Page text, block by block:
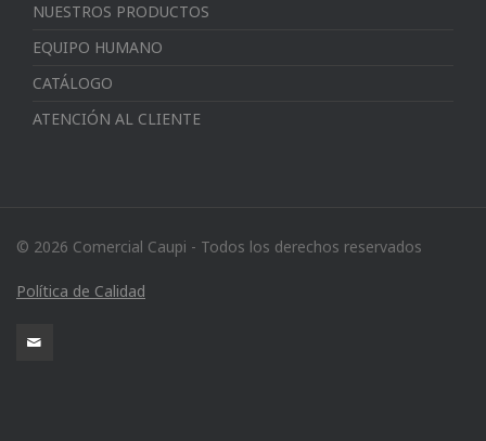
NUESTROS PRODUCTOS
EQUIPO HUMANO
CATÁLOGO
ATENCIÓN AL CLIENTE
© 2026 Comercial Caupi - Todos los derechos reservados
Política de Calidad